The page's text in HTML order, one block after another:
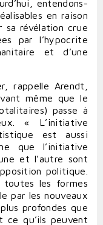
entendons-
en raison
sa révélation crue
par l’hypocrite
et d’une
rappelle Arendt,
même que le
passe à
« L’initiative
est aussi
que l’initiative
et l’autre sont
politique.
toutes les formes
par les nouveaux
profondes que
ce qu’ils peuvent